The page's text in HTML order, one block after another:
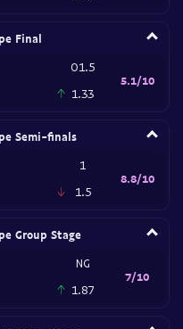
Final
O1.5
1.33
5.1/10
Semi-finals
1
1.5
8.8/10
Group Stage
NG
1.87
7/10